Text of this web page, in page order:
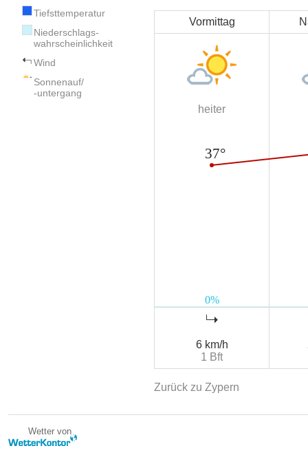
Tiefsttemperatur
Niederschlags-
wahrscheinlichkeit
Wind
Sonnenauf/
-untergang
Vormittag
heiter
6 km/h
1 Bft
Zurück zu Zypern
Wetter von